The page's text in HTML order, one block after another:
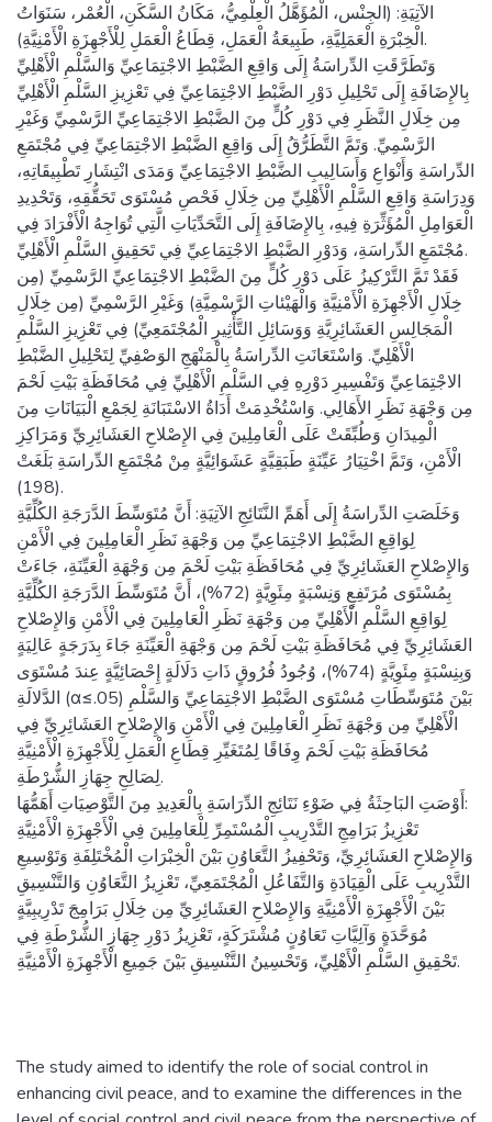
الآتِيَةِ: (الجِنْس، الْمُؤَهَّلُ الْعِلْمِيُّ، مَكَانُ السَّكَنِ، الْعُمْر، سَنَوَاتُ
الْخِبْرَةِ الْعَمَلِيَّةِ، طَبِيعَةُ الْعَمَلِ، قِطَاعُ الْعَمَلِ لِلْأَجْهِزَةِ الْأَمْنِيَّةِ).
وَتَطَرَّقَتِ الدِّراسَةُ إِلَى وَاقِعِ الضَّبْطِ الاجْتِمَاعِيِّ وَالسَّلْمِ الْأَهْلِيِّ
بِالإِضَافَةِ إِلَى تَحْلِيلِ دَوْرِ الضَّبْطِ الاجْتِمَاعِيِّ فِي تَعْزِيزِ السَّلْمِ الْأَهْلِيِّ
مِن خِلَالِ النَّظَرِ فِي دَوْرِ كُلٍّ مِنَ الضَّبْطِ الاجْتِمَاعِيِّ الرَّسْمِيِّ وَغَيْرِ
الرَّسْمِيِّ. وَتَمَّ التَّطَرُّقُ إِلَى وَاقِعِ الضَّبْطِ الاجْتِمَاعِيِّ فِي مُجْتَمَعِ
الدِّراسَةِ وَأَنْوَاعِ وَأَسَالِيبِ الضَّبْطِ الاجْتِمَاعِيِّ وَمَدَى انْتِشَارِ تَطْبِيقَاتِهِ،
وَدِرَاسَةِ وَاقِعِ السَّلْمِ الْأَهْلِيِّ مِن خِلَالِ فَحْصِ مُسْتَوَى تَحَقُّقِهِ، وَتَحْدِيدِ
الْعَوَامِلِ الْمُؤَثِّرَةِ فِيهِ، بِالإِضَافَةِ إِلَى التَّحَدِّيَاتِ الَّتِي تُوَاجِهُ الْأَفْرَادَ فِي
مُجْتَمَعِ الدِّراسَةِ، وَدَوْرِ الضَّبْطِ الاجْتِمَاعِيِّ فِي تَحَقِيقِ السَّلْمِ الْأَهْلِيِّ.
فَقَدْ تَمَّ التَّرْكِيزُ عَلَى دَوْرِ كُلٍّ مِنَ الضَّبْطِ الاجْتِمَاعِيِّ الرَّسْمِيِّ (مِن
خِلَالِ الْأَجْهِزَةِ الْأَمْنِيَّةِ وَالْهَيْئاتِ الرَّسْمِيَّةِ) وَغَيْرِ الرَّسْمِيِّ (مِن خِلَالِ
الْمَجَالِسِ العَشَائِرِيَّةِ وَوَسَائِلِ التَّأْثِيرِ الْمُجْتَمَعِيِّ) فِي تَعْزِيزِ السَّلْمِ
الْأَهْلِيِّ. وَاسْتَعَانَتِ الدِّراسَةُ بِالْمَنْهَجِ الوَصْفِيِّ لِتَحْلِيلِ الضَّبْطِ
الاجْتِمَاعِيِّ وَتَفْسِيرِ دَوْرِهِ فِي السَّلْمِ الْأَهْلِيِّ فِي مُحَافَظَةِ بَيْتِ لَحْمَ
مِن وَجْهَةِ نَظَرِ الأَهَالِي. وَاسْتُخْدِمَتْ أَدَاةُ الاسْتَبَانَةِ لِجَمْعِ الْبَيَانَاتِ مِنَ
الْمِيدَانِ وَطُبِّقَتْ عَلَى الْعَامِلِينَ فِي الإِصْلاحِ العَشَائِرِيِّ وَمَرَاكِزِ
الْأَمْنِ، وَتَمَّ اخْتِيَارُ عَيِّنَةٍ طَبَقِيَّةٍ عَشَوَائِيَّةٍ مِنْ مُجْتَمَعِ الدِّراسَةِ بَلَغَتْ
(198).
وَخَلَصَتِ الدِّراسَةُ إِلَى أَهَمِّ النَّتَائِجِ الآتِيَةِ: أَنَّ مُتَوَسِّطَ الدَّرَجَةِ الكُلِّيَّةِ
لِوَاقِعِ الضَّبْطِ الاجْتِمَاعِيِّ مِن وَجْهَةِ نَظَرِ الْعَامِلِينَ فِي الْأَمْنِ
وَالإِصْلاحِ العَشَائِرِيِّ فِي مُحَافَظَةِ بَيْتِ لَحْمَ مِن وَجْهَةِ الْعَيِّنَةِ، جَاءَتْ
بِمُسْتَوَى مُرَتَفِعٍ وَنِسْبَةٍ مِئَوِيَّةٍ (72%)، أَنَّ مُتَوَسِّطَ الدَّرَجَةِ الكُلِّيَّةِ
لِوَاقِعِ السَّلْمِ الْأَهْلِيِّ مِن وَجْهَةِ نَظَرِ الْعَامِلِينَ فِي الْأَمْنِ وَالإِصْلاحِ
العَشَائِرِيِّ فِي مُحَافَظَةِ بَيْتِ لَحْمَ مِن وَجْهَةِ الْعَيِّنَةِ جَاءَ بِدَرَجَةٍ عَالِيَةٍ
وَبِنِسْبَةٍ مِئَوِيَّةٍ (74%)، وُجُودُ فُرُوقٍ ذَاتِ دَلَالَةٍ إِحْصَائِيَّةٍ عِندَ مُسْتَوَى
الدَّلالَةِ (α≤.05) بَيْنَ مُتَوَسِّطَاتِ مُسْتَوَى الضَّبْطِ الاجْتِمَاعِيِّ وَالسَّلْمِ
الْأَهْلِيِّ مِن وَجْهَةِ نَظَرِ الْعَامِلِينَ فِي الْأَمْنِ وَالإِصْلاحِ العَشَائِرِيِّ فِي
مُحَافَظَةِ بَيْتِ لَحْمَ وِفَاقًا لِمُتَغَيِّرِ قِطَاعِ الْعَمَلِ لِلْأَجْهِزَةِ الْأَمْنِيَّةِ
لِصَالِحِ جِهَازِ الشُّرْطَةِ.
أَوْصَتِ البَاحِثَةُ فِي ضَوْءِ نَتَائِجِ الدِّرَاسَةِ بِالْعَدِيدِ مِنَ التَّوْصِيَاتِ أَهَمُّهَا:
تَعْزِيزُ بَرَامِجِ التَّدْرِيبِ الْمُسْتَمِرِّ لِلْعَامِلِينَ فِي الْأَجْهِزَةِ الْأَمْنِيَّةِ
وَالإِصْلاحِ العَشَائِرِيِّ، وَتَحْفِيزُ التَّعَاوُنِ بَيْنَ الْخِبْرَاتِ الْمُخْتَلِفَةِ وَتَوْسِيعِ
التَّدْرِيبِ عَلَى الْقِيَادَةِ وَالتَّفَاعُلِ الْمُجْتَمَعِيِّ، تَعْزِيزُ التَّعَاوُنِ وَالتَّنْسِيقِ
بَيْنَ الْأَجْهِزَةِ الْأَمْنِيَّةِ وَالإِصْلاحِ العَشَائِرِيِّ مِن خِلَالِ بَرَامِجَ تَدْرِيبِيَّةٍ
مُوَحَّدَةٍ وَآلِيَّاتِ تَعَاوُنٍ مُشْتَرَكَةٍ، تَعْزِيزُ دَوْرِ جِهَازِ الشُّرْطَةِ فِي
تَحْقِيقِ السَّلْمِ الْأَهْلِيِّ، وَتَحْسِينُ التَّنْسِيقِ بَيْنَ جَمِيعِ الْأَجْهِزَةِ الْأَمْنِيَّةِ.
The study aimed to identify the role of social control in
enhancing civil peace, and to examine the differences in the